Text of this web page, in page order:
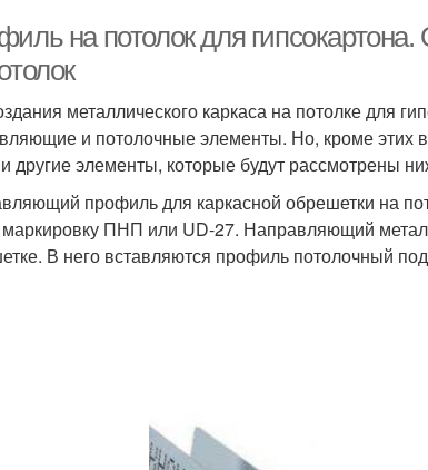
на потолок для
металлического каркаса на потолке для
и потолочные элементы. Но, кроме этих
другие элементы, которые будут рассмотрены
профиль для каркасной обрешетки на
ПНП или UD-27. Направляющий
В него вставляются профиль потолочный